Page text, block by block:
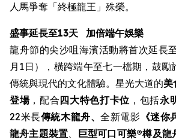
人馬爭奪「終極龍王」殊榮。
盛事延長至13天
加倍端午娛樂
龍舟節的尖沙咀海濱活動將首次延長
月1日），橫跨端午至七一檔期，鼓勵
傳統與現代的文化體驗。星光大道的美
登場，配合四大特色打卡位 ，包括永
22米長傳統木龍舟、全新電影 《迷
龍舟主題裝置、 巨型可口可樂®樽及龍